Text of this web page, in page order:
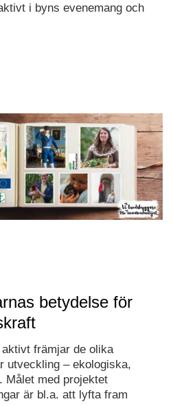
i byns evenemang och
betydelse för
främjar de olika
utveckling – ekologiska,
Målet med projektet
är bl.a. att lyfta fram